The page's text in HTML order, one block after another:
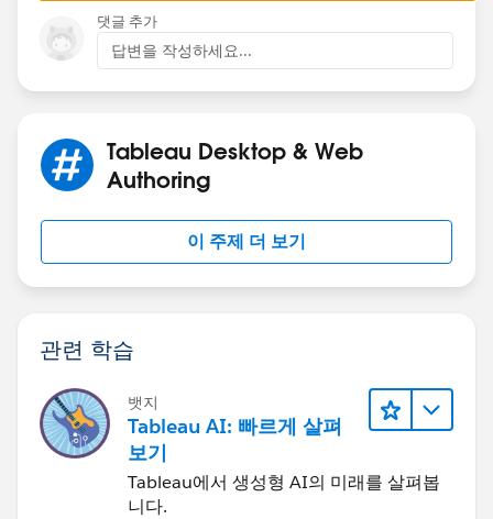
댓글 추가
답변을 작성하세요...
Tableau Desktop & Web
Authoring
이 주제 더 보기
관련 학습
뱃지
Tableau AI: 빠르게 살펴
보기
Tableau에서 생성형 AI의 미래를 살펴봅
니다.